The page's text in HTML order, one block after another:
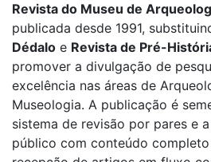
Revista do Museu de
publicada desde 1991,
Dédalo e Revista de Pré-
promover a divulgação de
excelência nas áreas de
Museologia. A publicação é
sistema de revisão por pares e
público com conteúdo